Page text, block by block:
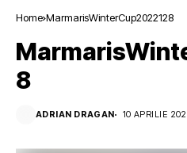
Home MarmarisWinterCup2022128
8
ADRIAN DRAGAN 10 APRILIE